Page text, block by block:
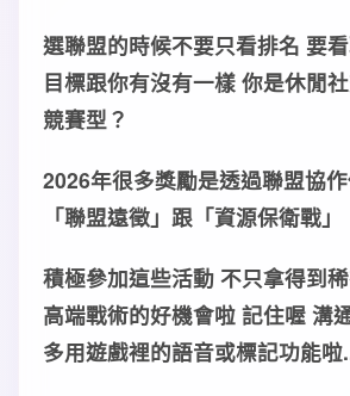
選聯盟的時候不要只看排名 要看
目標跟你有沒有一樣 你是休閒
競賽型？
2026年很多獎勵是透過聯盟協
「聯盟遠徵」跟「資源保衛戰」
積極參加這些活動 不只拿得到
高端戰術的好機會啦 記住喔 溝
多用遊戲裡的語音或標記功能啦